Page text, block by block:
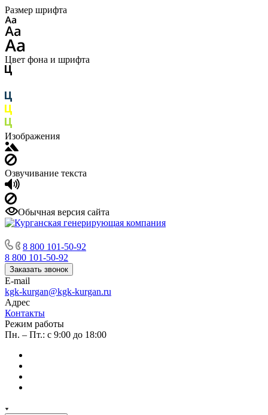
Размер шрифта
Цвет фона и шрифта
Изображения
Озвучивание текста
Обычная версия сайта
8 800 101-50-92
8 800 101-50-92
Заказать звонок
E-mail
kgk-kurgan@kgk-kurgan.ru
Адрес
Контакты
Режим работы
Пн. – Пт.: с 9:00 до 18:00